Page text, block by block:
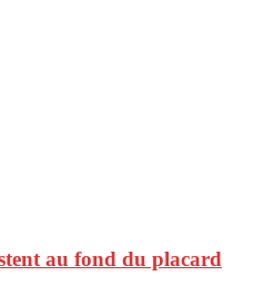
au fond du placard